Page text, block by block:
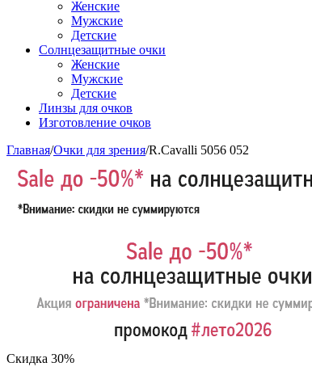
Женские
Мужские
Детские
Солнцезащитные очки
Женские
Мужские
Детские
Линзы для очков
Изготовление очков
Главная/Очки для зрения/R.Cavalli 5056 052
Скидка 30%